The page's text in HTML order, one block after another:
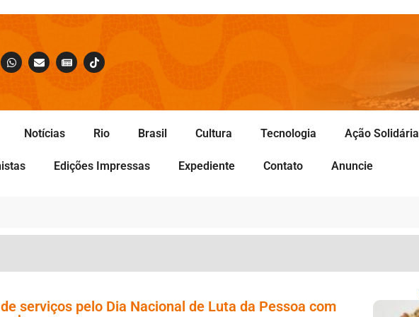
Notícias Rio Brasil Cultura Tecnologia Ação Solidária
Edições Impressas Expediente Contato Anuncie
serviços pelo Dia Nacional de Luta da Pessoa com